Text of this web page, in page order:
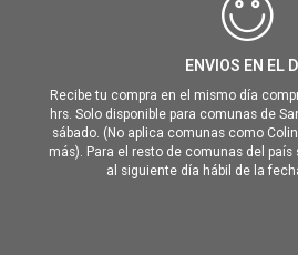
ENVIOS EN EL
Recibe tu compra en el mismo día
hrs. Solo disponible para comunas de
sábado. (No aplica comunas como
más). Para el resto de comunas del país
al siguiente día hábil de la